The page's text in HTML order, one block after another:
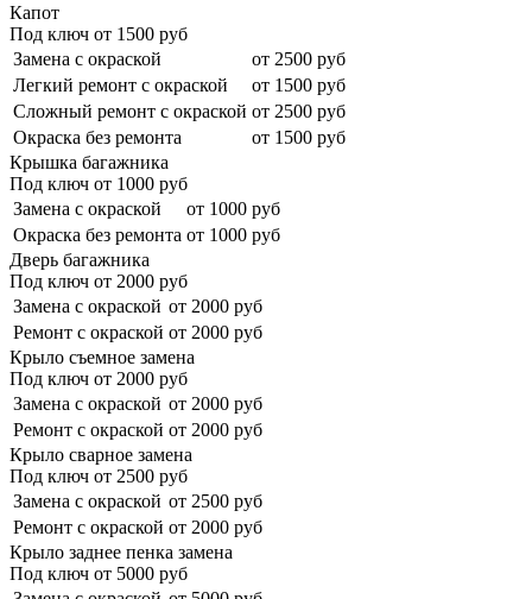
Капот
Под ключ от 1500 руб
Замена с окраской
от 2500 руб
Легкий ремонт с окраской
от 1500 руб
Сложный ремонт с окраской от 2500 руб
Окраска без ремонта
от 1500 руб
Крышка багажника
Под ключ от 1000 руб
Замена с окраской
от 1000 руб
Окраска без ремонта от 1000 руб
Дверь багажника
Под ключ от 2000 руб
Замена с окраской от 2000 руб
Ремонт с окраской от 2000 руб
Крыло съемное замена
Под ключ от 2000 руб
Замена с окраской от 2000 руб
Ремонт с окраской от 2000 руб
Крыло сварное замена
Под ключ от 2500 руб
Замена с окраской от 2500 руб
Ремонт с окраской от 2000 руб
Крыло заднее пенка замена
Под ключ от 5000 руб